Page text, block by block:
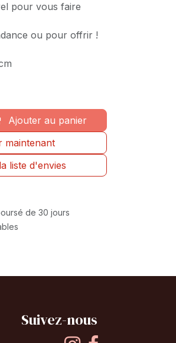
pour vous faire
ou pour offrir !
Ajouter au panier
maintenant
liste d'envies
de 30 jours
Suivez-nous